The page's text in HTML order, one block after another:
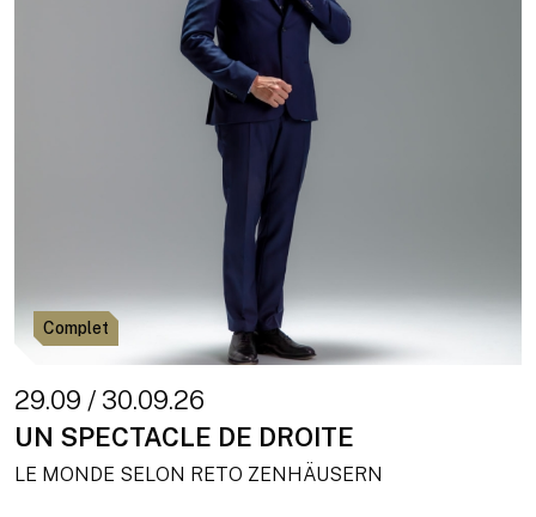
Complet
29.09 / 30.09.26
UN SPECTACLE DE DROITE
LE MONDE SELON RETO ZENHÄUSERN